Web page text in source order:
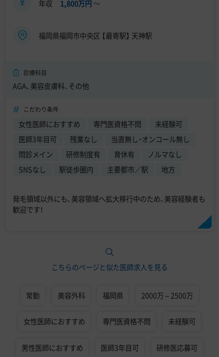
年収 1,800万円 〜
福岡県福岡市中央区 【最寄駅】 天神駅
診療科目
AGA、美容皮膚科、その他
こだわり条件
女性医師におすすめ 専門医資格不問
未経験可
医師3年目可
残業なし
当直無し・オンコール無し
問診メイン
研修制度有 育休有
ノルマなし
SNSなし
駅徒歩圏内 主要都市／駅 地方
発毛領域以外にも、美容領域へ拡大移行中のため、美容経験者も
歓迎です！
こちらのページと似た医師求人を見る
常勤 美容外科 福岡県 2000万～2500万
女性医師におすすめ 専門医資格不問 未経験可
男性医師におすすめ 医師3年目可 研修医応募可